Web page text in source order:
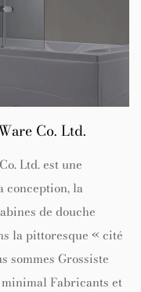
Co. Ltd.
Ltd. est une
conception, la
de douche
la pittoresque « cité
sommes Grossiste
Fabricants et